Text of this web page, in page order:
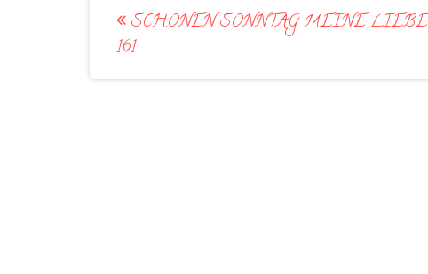
Post
navigation
SCHÖNEN SONNTAG MEINE LIEBE
161